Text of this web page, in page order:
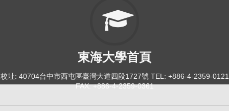
東海大學首頁
校址: 40704台中市西屯區臺灣大道四段1727號 TEL: +886-4-2359-0121
FAX: +886-4-2359-0361